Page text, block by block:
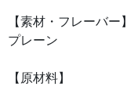
【素材・フレーバー】
プレーン
【原材料】